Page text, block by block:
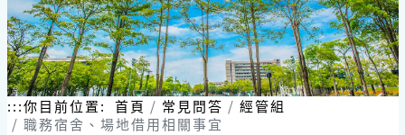
:::你目前位置: 首頁 常見問答
經管組
職務宿舍、場地借用相關事宜